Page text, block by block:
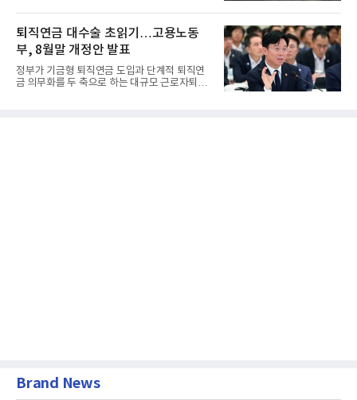
퇴직연금 대수술 초읽기…고용노동
부, 8월말 개정안 발표
정부가 기금형 퇴직연금 도입과 단계적 퇴직연
금 의무화를 두 축으로 하는 대규모 근로자퇴직
Brand News